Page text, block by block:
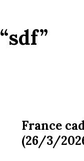
“sdf”
France
(26/3/